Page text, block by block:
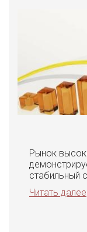
Рынок
стабильный
Читать далее